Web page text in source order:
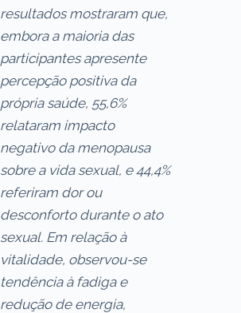
resultados mostraram que,
embora a maioria das
participantes apresente
percepção positiva da
própria saúde, 55,6%
relataram impacto
negativo da menopausa
sobre a vida sexual, e 44,4%
referiram dor ou
desconforto durante o ato
sexual. Em relação à
vitalidade, observou-se
tendência à fadiga e
redução de energia,